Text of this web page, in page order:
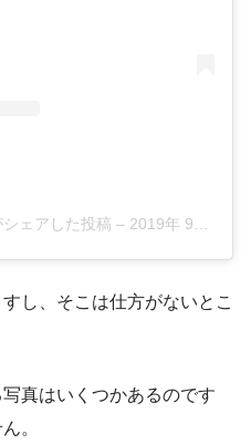
ェアした投稿 – 2019年 9月月30日午前7時24分PDT
し、そこは仕方がないとこ
真はいくつかあるのです
。